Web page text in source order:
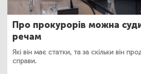
Про прокурорів можна
речам
Які він має статки, та за скільки він
справи.